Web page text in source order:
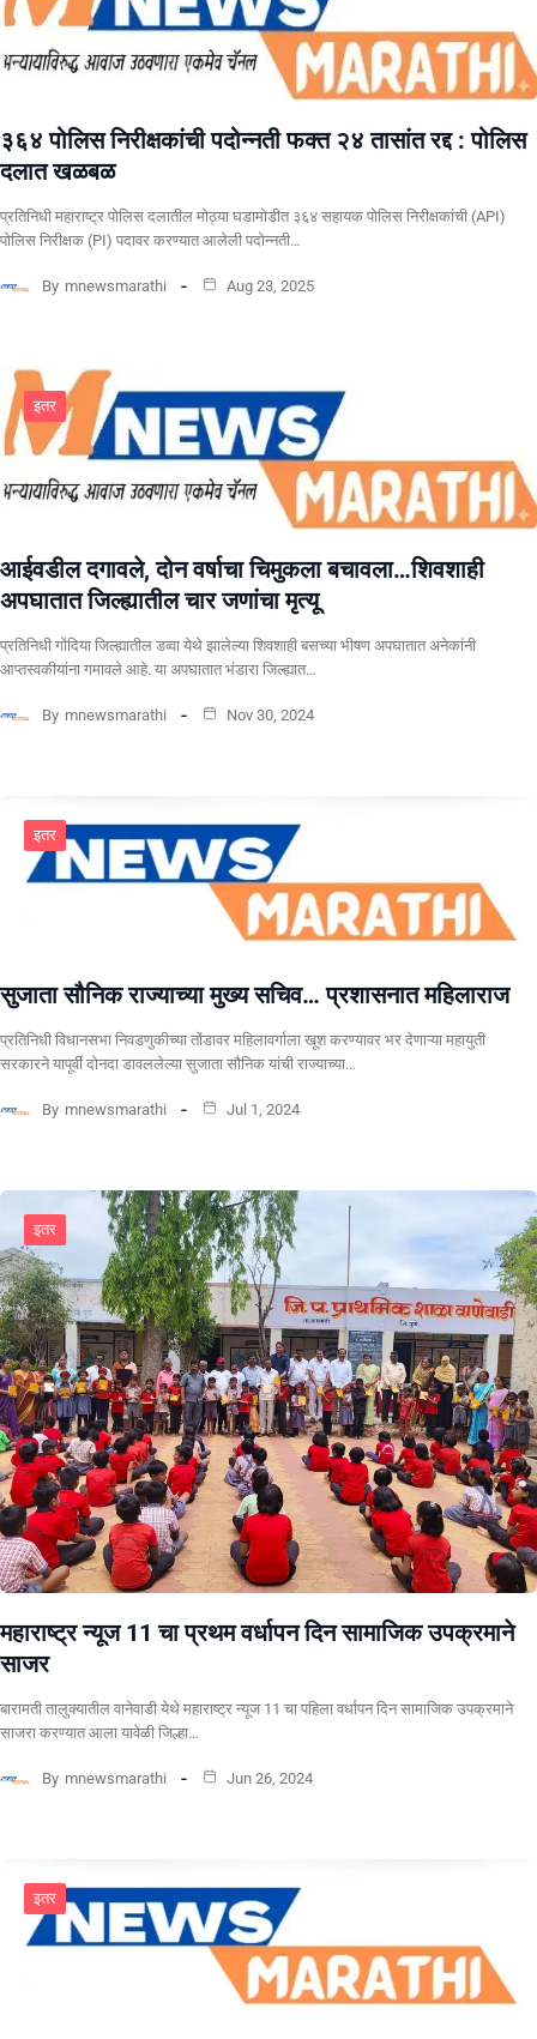
३६४ पोलिस निरीक्षकांची पदोन्नती फक्त २४ तासांत रद्द : पोलिस
दलात खळबळ
प्रतिनिधी महाराष्ट्र पोलिस दलातील मोठ्या घडामोडीत ३६४ सहायक पोलिस निरीक्षकांची (API)
पोलिस निरीक्षक (PI) पदावर करण्यात आलेली पदोन्नती…
By mnewsmarathi Aug 23, 2025
इतर
आईवडील दगावले, दोन वर्षाचा चिमुकला बचावला…शिवशाही
अपघातात जिल्ह्यातील चार जणांचा मृत्यू
प्रतिनिधी गोंदिया जिल्ह्यातील डव्वा येथे झालेल्या शिवशाही बसच्या भीषण अपघातात अनेकांनी
आप्तस्वकीयांना गमावले आहे. या अपघातात भंडारा जिल्ह्यात…
By mnewsmarathi Nov 30, 2024
इतर
सुजाता सौनिक राज्याच्या मुख्य सचिव… प्रशासनात महिलाराज
प्रतिनिधी विधानसभा निवडणुकीच्या तोंडावर महिलावर्गाला खूश करण्यावर भर देणाऱ्या महायुती
सरकारने यापूर्वी दोनदा डावललेल्या सुजाता सौनिक यांची राज्याच्या…
By mnewsmarathi Jul 1, 2024
इतर
महाराष्ट्र न्यूज 11 चा प्रथम वर्धापन दिन सामाजिक उपक्रमाने
साजर
बारामती तालुक्यातील वानेवाडी येथे महाराष्ट्र न्यूज 11 चा पहिला वर्धापन दिन सामाजिक उपक्रमाने
साजरा करण्यात आला यावेळी जिल्हा…
By mnewsmarathi Jun 26, 2024
इतर